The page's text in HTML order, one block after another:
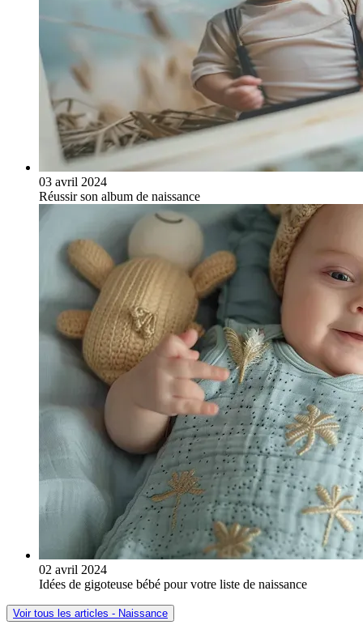
03 avril 2024
Réussir son album de naissance
02 avril 2024
Idées de gigoteuse bébé pour votre liste de naissance
Voir tous les articles - Naissance